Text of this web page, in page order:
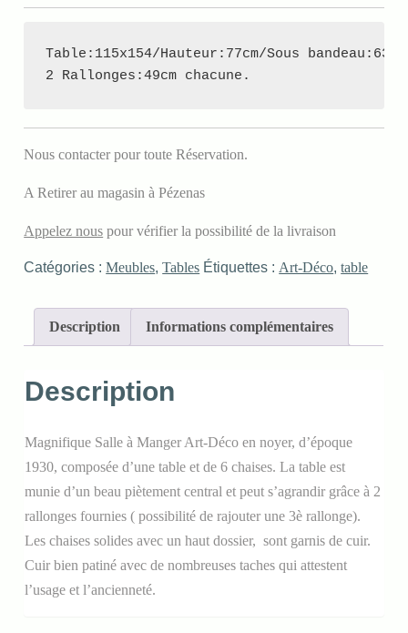
Table:115x154/Hauteur:77cm/Sous bandeau:63cm
2 Rallonges:49cm chacune.
Nous contacter pour toute Réservation.
A Retirer au magasin à Pézenas
Appelez nous pour vérifier la possibilité de la livraison
Catégories :Meubles,Tables Étiquettes : Art-Déco,table
Description Informations complémentaires
Description
Magnifique Salle à Manger Art-Déco en noyer, d’époque
1930, composée d’une table et de 6 chaises. La table est
munie d’un beau piètement central et peut s’agrandir grâce à 2
rallonges fournies ( possibilité de rajouter une 3è rallonge).
Les chaises solides avec un haut dossier, sont garnis de cuir.
Cuir bien patiné avec de nombreuses taches qui attestent
l’usage et l’ancienneté.